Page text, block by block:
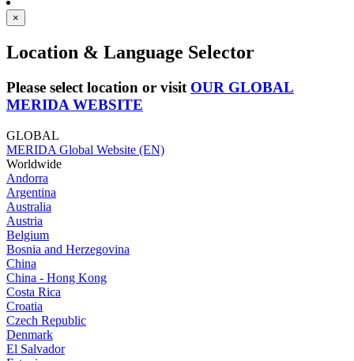
×
Location & Language Selector
Please select location or visit OUR GLOBAL
MERIDA WEBSITE
GLOBAL
MERIDA Global Website (EN)
Worldwide
Andorra
Argentina
Australia
Austria
Belgium
Bosnia and Herzegovina
China
China - Hong Kong
Costa Rica
Croatia
Czech Republic
Denmark
El Salvador